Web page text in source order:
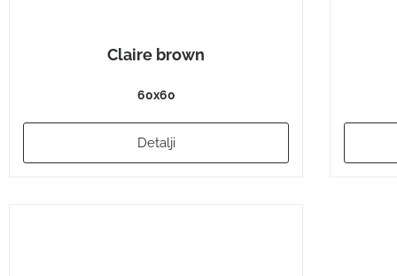
Claire brown
60x60
Detalji